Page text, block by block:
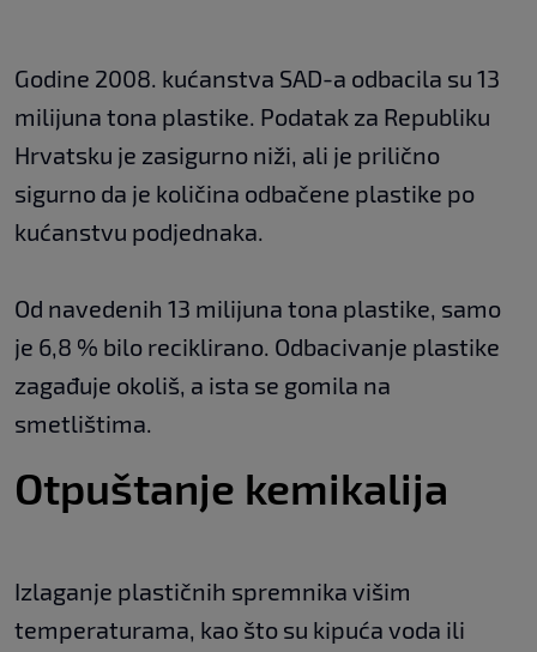
Godine 2008. kućanstva SAD-a odbacila su 13
milijuna tona plastike. Podatak za Republiku
Hrvatsku je zasigurno niži, ali je prilično
sigurno da je količina odbačene plastike po
kućanstvu podjednaka.
Od navedenih 13 milijuna tona plastike, samo
je 6,8 % bilo reciklirano. Odbacivanje plastike
zagađuje okoliš, a ista se gomila na
smetlištima.
Otpuštanje kemikalija
Izlaganje plastičnih spremnika višim
temperaturama, kao što su kipuća voda ili